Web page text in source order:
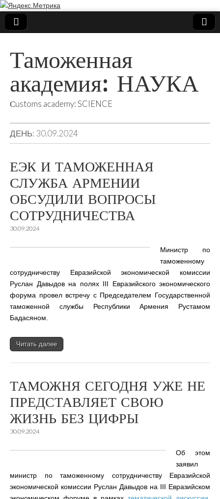
Таможенная
академия: НАУКА
Сustoms academy: SCIENCE
ДЕНЬ: 30.09.2024
ЕЭК И ТАМОЖЕННАЯ
СЛУЖБА АРМЕНИИ
ОБСУДИЛИ ВОПРОСЫ
СОТРУДНИЧЕСТВА
30.09.2024
Министр по
таможенному
сотрудничеству Евразийской экономической комиссии
Руслан Давыдов на полях III Евразийского экономического
форума провел встречу с Председателем Государственной
таможенной службы Республики Армения Рустамом
Бадасяном.
Читать далее
ТАМОЖНЯ СЕГОДНЯ УЖЕ НЕ
ПРЕДСТАВЛЯЕТ СВОЮ
ЖИЗНЬ БЕЗ ЦИФРЫ
30.09.2024
Об этом
заявил
министр по таможенному сотрудничеству Евразийской
экономической комиссии Руслан Давыдов на III Евразийском